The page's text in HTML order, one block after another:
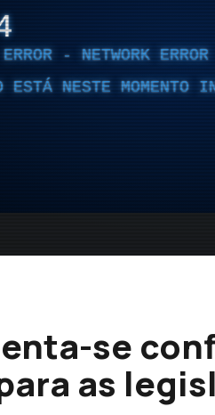
- NETWORK ERROR
ESTÁ NESTE MOMENTO
se
as